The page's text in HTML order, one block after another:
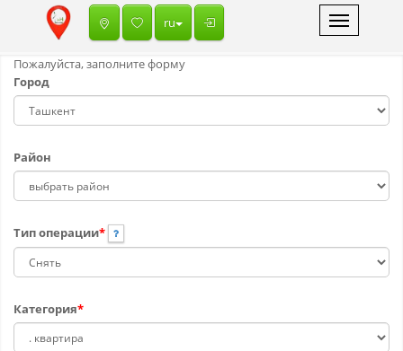
Toggle
navigation
ru
Пожалуйста, заполните форму
Город
Район
Тип операции*
Категория*